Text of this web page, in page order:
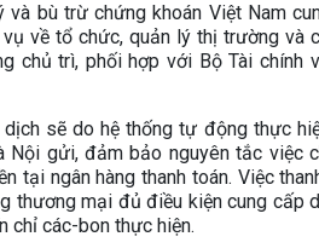
và bù trừ chứng khoán Việt Nam
về tổ chức, quản lý thị trường và
chủ trì, phối hợp với Bộ Tài chính
dịch sẽ do hệ thống tự động thực
Nội gửi, đảm bảo nguyên tắc việc
tại ngân hàng thanh toán. Việc
thương mại đủ điều kiện cung cấp
chỉ các-bon thực hiện.